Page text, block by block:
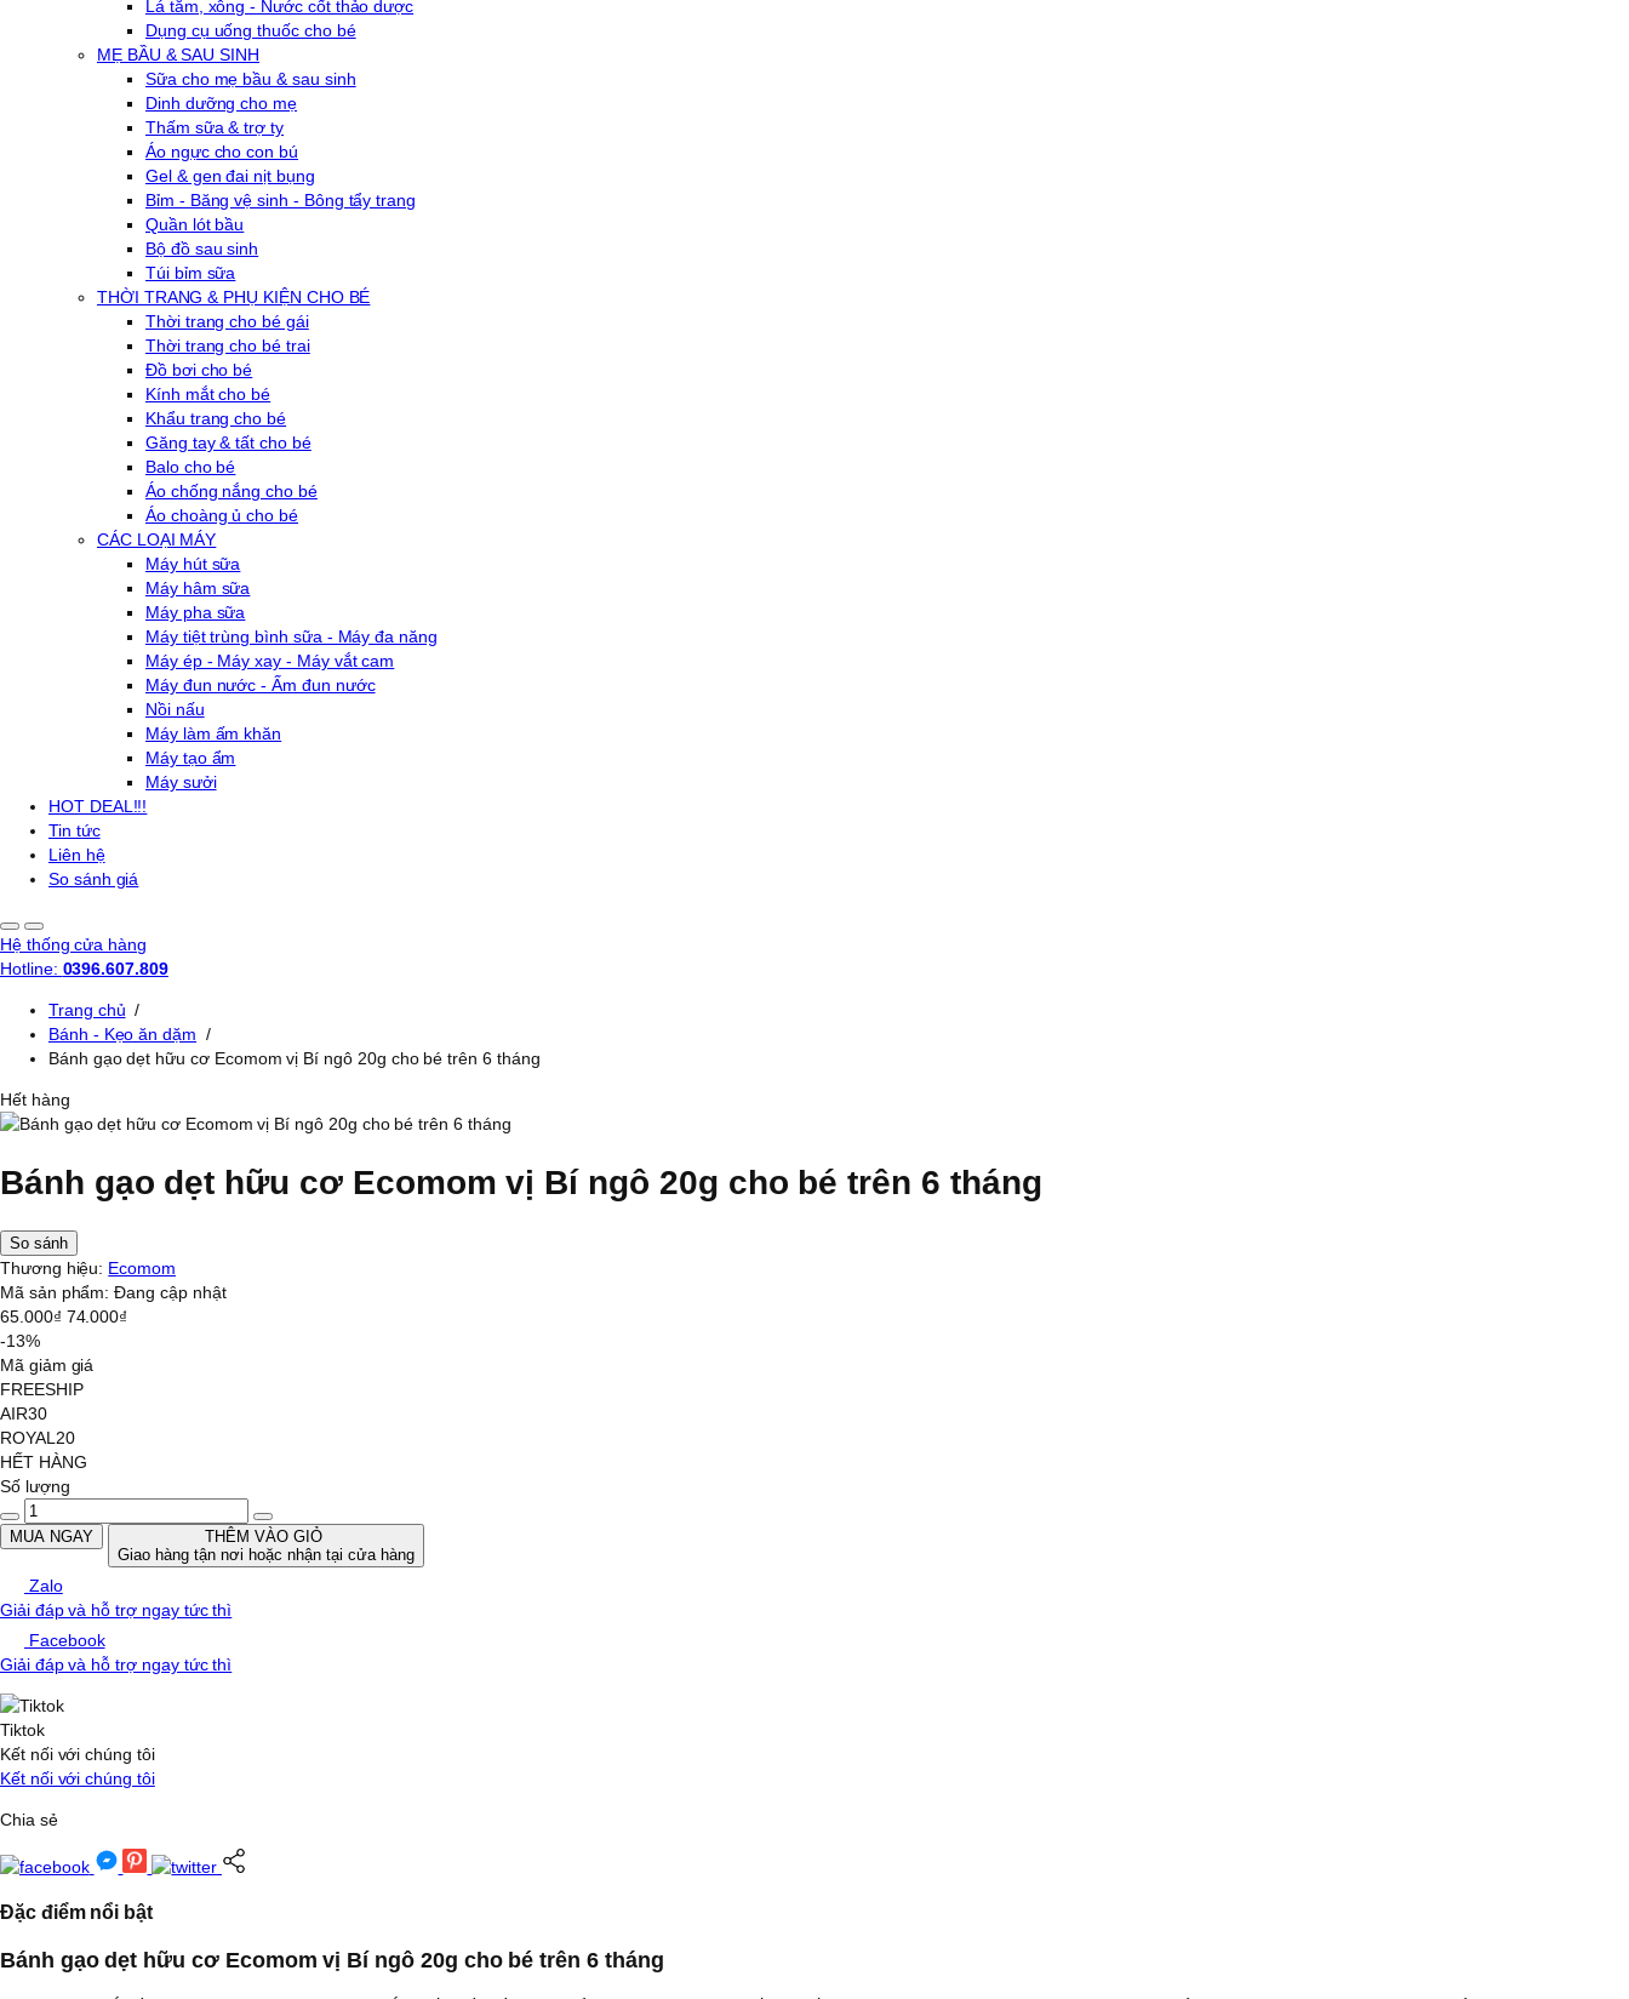
Lá tắm, xông - Nước cốt thảo dược
Dụng cụ uống thuốc cho bé
MẸ BẦU & SAU SINH
Sữa cho mẹ bầu & sau sinh
Dinh dưỡng cho mẹ
Thấm sữa & trợ ty
Áo ngực cho con bú
Gel & gen đai nịt bụng
Bỉm - Băng vệ sinh - Bông tẩy trang
Quần lót bầu
Bộ đồ sau sinh
Túi bỉm sữa
THỜI TRANG & PHỤ KIỆN CHO BÉ
Thời trang cho bé gái
Thời trang cho bé trai
Đồ bơi cho bé
Kính mắt cho bé
Khẩu trang cho bé
Găng tay & tất cho bé
Balo cho bé
Áo chống nắng cho bé
Áo choàng ủ cho bé
CÁC LOẠI MÁY
Máy hút sữa
Máy hâm sữa
Máy pha sữa
Máy tiệt trùng bình sữa - Máy đa năng
Máy ép - Máy xay - Máy vắt cam
Máy đun nước - Ấm đun nước
Nồi nấu
Máy làm ấm khăn
Máy tạo ẩm
Máy sưởi
HOT DEAL!!!
Tin tức
Liên hệ
So sánh giá
Hệ thống cửa hàng
Hotline: 0396.607.809
Trang chủ /
Bánh - Kẹo ăn dặm /
Bánh gạo dẹt hữu cơ Ecomom vị Bí ngô 20g cho bé trên 6 tháng
Hết hàng
Bánh gạo dẹt hữu cơ Ecomom vị Bí ngô 20g cho bé trên 6 tháng
So sánh
Thương hiệu: Ecomom
Mã sản phẩm: Đang cập nhật
65.000₫ 74.000₫
-13%
Mã giảm giá
FREESHIP
AIR30
ROYAL20
HẾT HÀNG
Số lượng
MUA NGAY
THÊM VÀO GIỎ
Giao hàng tận nơi hoặc nhận tại cửa hàng
Zalo
Giải đáp và hỗ trợ ngay tức thì
Facebook
Giải đáp và hỗ trợ ngay tức thì
Tiktok
Kết nối với chúng tôi
Kết nối với chúng tôi
Chia sẻ
Đặc điểm nổi bật
Bánh gạo dẹt hữu cơ Ecomom vị Bí ngô 20g cho bé trên 6 tháng